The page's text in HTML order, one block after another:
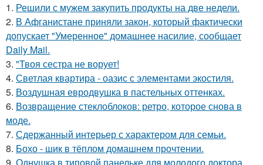
1. Решили с мужем закупить продукты на две недели.
2. В Афганистане приняли закон, который фактически
допускает "Умеренное" домашнее насилие, сообщает
Daily Mail.
3. "Твоя сестра не ворует!
4. Светлая квартира - оазис с элементами экостиля.
5. Воздушная евродвушка в пастельных оттенках.
6. Возвращение стеклоблоков: ретро, которое снова в
моде.
7. Сдержанный интерьер с характером для семьи.
8. Бохо - шик в тёплом домашнем прочтении.